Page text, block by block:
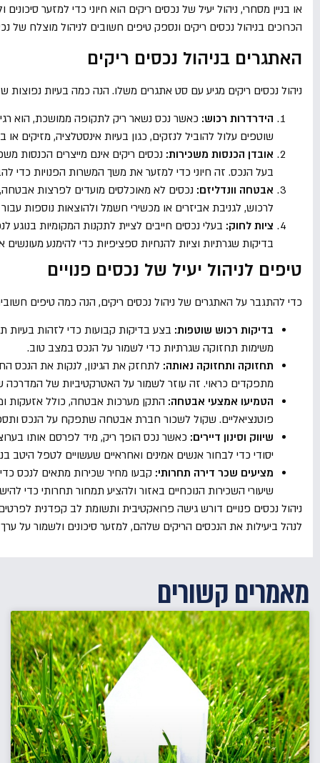
או בניין מסחרי, ניהול יעיל של נכסים ריקים הוא חיוני כדי למזער
הכרוכים בניהול נכסים ריקים ונספק טיפים חשובים לניהול מוצלח של
האתגרים בניהול נכסים ריקים
ניהול נכסים ריקים מגיע עם סט אתגרים משלו. הנה כמה בעיות נפוצות
הידרדרות רכוש: כאשר נכס נשאר ריק לתקופה ממושכת, הוא
שוטפים עלול להוביל לנזקים, כגון בעיות אינסטלציה, מזיקים או
אובדן הכנסות משכירות: נכסים ריקים אינם מייצרים הכנסות
בעל הנכס. זה חיוני כדי למזער את משך המשרות הפנויות כדי
אבטחה וונדליזם: נכסים לא מאוכלסים מועדים לפרצות אבטחה,
לרכוש, לגניבת אביזרים או מכשירי חשמל ולהוצאות נוספות
ציות לחוק: בעלי נכסים חייבים לציית לתקנות המקומיות בנוגע
בדיקות שגרתיות וציות להנחיות ספציפיות כדי להימנע
טיפים לניהול יעיל של נכסים פנויים
כדי להתגבר על האתגרים של ניהול נכסים ריקים, הנה כמה טיפים
בדיקות רכוש שוטפות: בצע בדיקות קבועות כדי לזהות בעיות
משימות תחזוקה שגרתיות כדי לשמור על הנכס במצב טוב.
תחזוקה ותחזוקה נאותה: לתחזק את הגינון, לנקות את הנכס
מתפקדים כראוי. זה עוזר לשמור על האטרקטיביות של המדרכה
הטמיעו אמצעי אבטחה: התקן מערכות אבטחה, כולל אזעקות
פוטנציאליים. שקול לשכור חברת אבטחה שתפקח על הנכס
שיווק וסינון דיירים: כאשר נכס הופך ריק, מיד לפרסם אותו
יסודי כדי לבחור אנשים אמינים ואחראיים שעשויים לטפל היטב
מציעים שכר דירה תחרותי: קבעו מחיר שכירות מתאים לנכס
שיעורי השכירות הנוכחיים באזור ולהציע תמחור תחרותי כדי
ניהול נכסים פנויים דורש גישה פרואקטיבית ותשומת לב קפדנית
לנהל ביעילות את הנכסים הריקים שלהם, למזער סיכונים ולשמור על
מאמרים קשורים